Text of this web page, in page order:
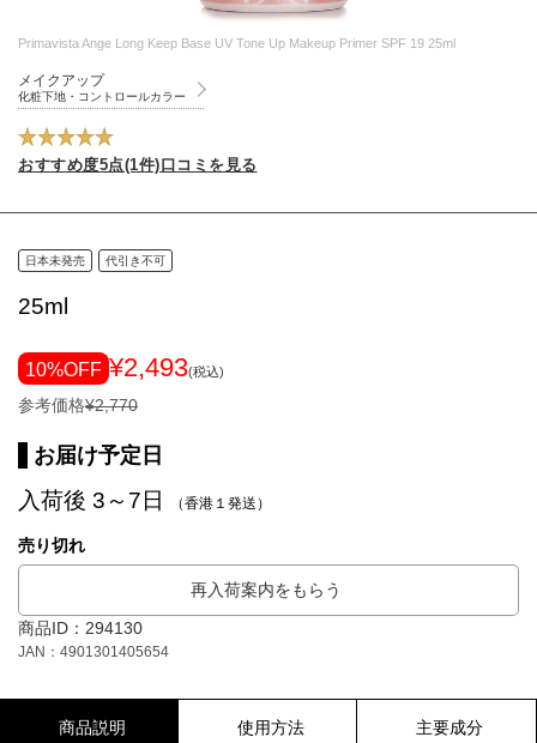
Primavista Ange Long Keep Base UV Tone Up Makeup Primer SPF 19 25ml
メイクアップ
化粧下地・コントロールカラー
おすすめ度5点(1件)口コミを見る
日本未発売 代引き不可
25ml
10%OFF ¥2,493(税込)
参考価格¥2,770
お届け予定日
入荷後 3～7日 （香港１発送）
売り切れ
再入荷案内をもらう
商品ID：294130
JAN：4901301405654
商品説明 使用方法 主要成分